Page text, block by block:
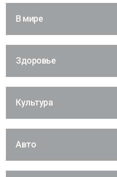
В мире
Здоровье
Культура
Авто